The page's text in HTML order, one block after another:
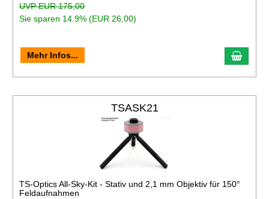
UVP EUR 175,00
Sie sparen 14.9% (EUR 26,00)
Mehr Infos...
TSASK21
TS-Optics All-Sky-Kit - Stativ und 2,1 mm Objektiv für 150°
Feldaufnahmen